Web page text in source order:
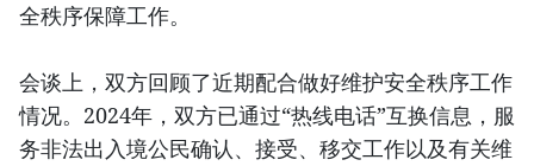
全秩序保障工作。
会谈上，双方回顾了近期配合做好维护安全秩序工作
情况。2024年，双方已通过“热线电话”互换信息，服
务非法出入境公民确认、接受、移交工作以及有关维